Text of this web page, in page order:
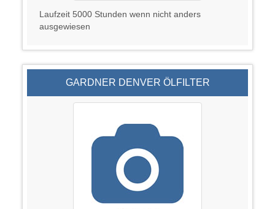
Laufzeit 5000 Stunden wenn nicht anders
ausgewiesen
GARDNER DENVER ÖLFILTER